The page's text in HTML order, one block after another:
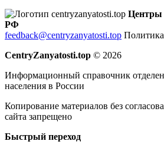
Центры
РФ
feedback@centryzanyatosti.top
CentryZanyatosti.top © 2026
Информационный справочник
населения в России
Копирование материалов без
сайта запрещено
Быстрый переход